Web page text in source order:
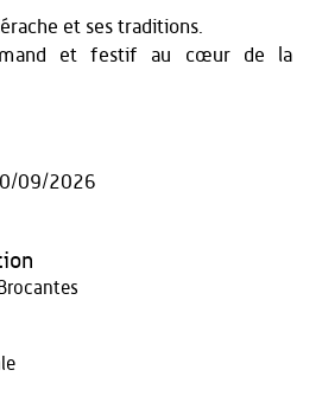
et ses traditions.
et festif au cœur de la
09/2026